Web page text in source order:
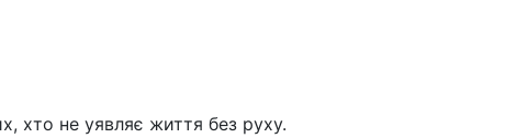
хто не уявляє життя без руху.